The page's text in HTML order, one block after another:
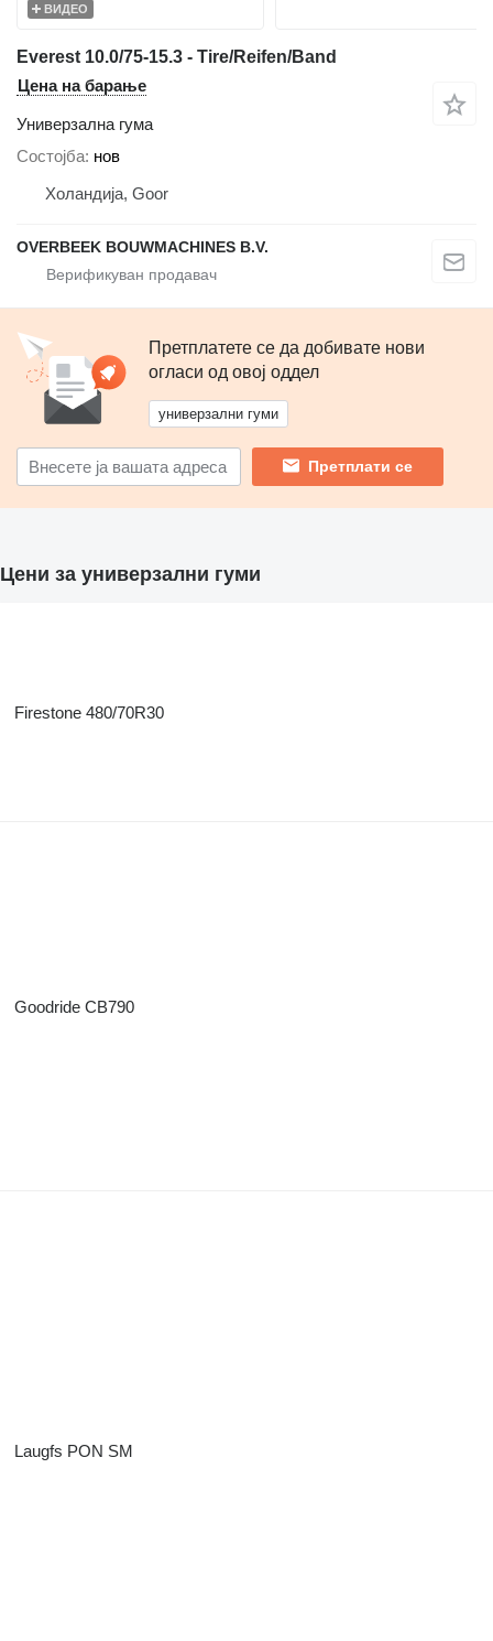
ВИДЕО
Everest 10.0/75-15.3 - Tire/Reifen/Band
Цена на барање
Универзална гума
Состојба нов
Холандија, Goor
OVERBEEK BOUWMACHINES B.V.
Претплатете се да добивате нови
огласи од овој оддел
универзални гуми
Претплати се
Цени за универзални гуми
Firestone 480/70R30
Goodride CB790
Laugfs PON SM